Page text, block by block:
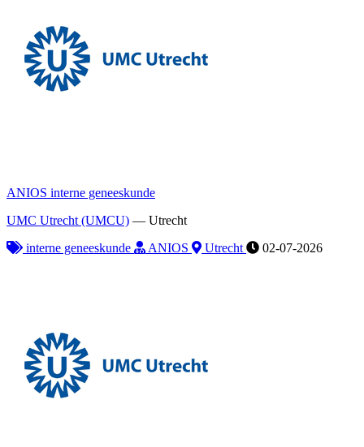
ANIOS interne geneeskunde
UMC Utrecht (UMCU) — Utrecht
interne geneeskunde
ANIOS Utrecht 02-07-2026